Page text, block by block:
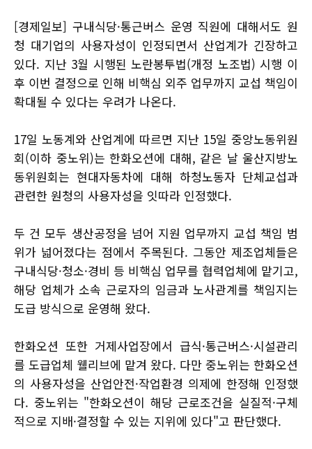
[경제일보] 구내식당·통근버스 운영 직원에 대해서도 원
청 대기업의 사용자성이 인정되면서 산업계가 긴장하고
있다. 지난 3월 시행된 노란봉투법(개정 노조법) 시행 이
후 이번 결정으로 인해 비핵심 외주 업무까지 교섭 책임이
확대될 수 있다는 우려가 나온다.
17일 노동계와 산업계에 따르면 지난 15일 중앙노동위원
회(이하 중노위)는 한화오션에 대해, 같은 날 울산지방노
동위원회는 현대자동차에 대해 하청노동자 단체교섭과
관련한 원청의 사용자성을 잇따라 인정했다.
두 건 모두 생산공정을 넘어 지원 업무까지 교섭 책임 범
위가 넓어졌다는 점에서 주목된다. 그동안 제조업체들은
구내식당·청소·경비 등 비핵심 업무를 협력업체에 맡기고,
해당 업체가 소속 근로자의 임금과 노사관계를 책임지는
도급 방식으로 운영해 왔다.
한화오션 또한 거제사업장에서 급식·통근버스·시설관리
를 도급업체 웰리브에 맡겨 왔다. 다만 중노위는 한화오션
의 사용자성을 산업안전·작업환경 의제에 한정해 인정했
다. 중노위는 "한화오션이 해당 근로조건을 실질적·구체
적으로 지배·결정할 수 있는 지위에 있다"고 판단했다.